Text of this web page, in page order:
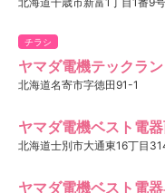
チラシ
ヤマダ電機テックラ
北海道名寄市字徳田91-1
ヤマダ電機ベスト電
北海道士別市大通東16丁目
ヤマダ電機ベスト電